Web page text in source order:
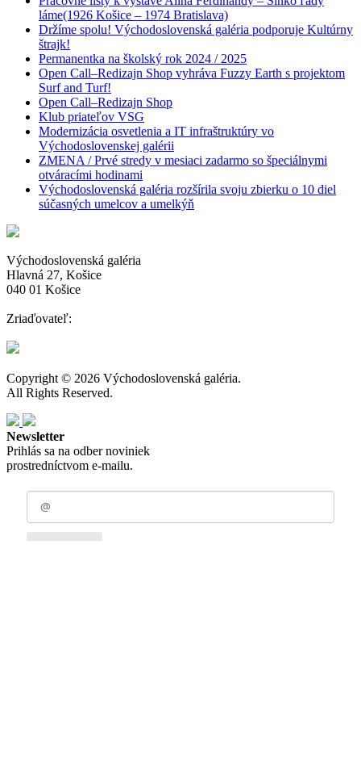
láme(1926 Košice – 1974 Bratislava)
Držíme spolu! Východoslovenská galéria podporuje Kultúrny
štrajk!
Permanentka na školský rok 2024 / 2025
Open Call–Redizajn Shop vyhráva Fuzzy Earth s projektom
Surf and Turf!
Open Call–Redizajn Shop
Klub priateľov VSG
Modernizácia osvetlenia a IT infraštruktúry vo
Východoslovenskej galérii
ZMENA / Prvé stredy v mesiaci zadarmo so špeciálnymi
otváracími hodinami
Východoslovenská galéria rozšírila svoju zbierku o 10 diel
súčasných umelcov a umelkýň
Východoslovenská galéria
Hlavná 27, Košice
040 01 Košice
Zriaďovateľ:
Copyright © 2026 Východoslovenská galéria.
All Rights Reserved.
Newsletter
Prihlás sa na odber noviniek
prostredníctvom e-mailu.